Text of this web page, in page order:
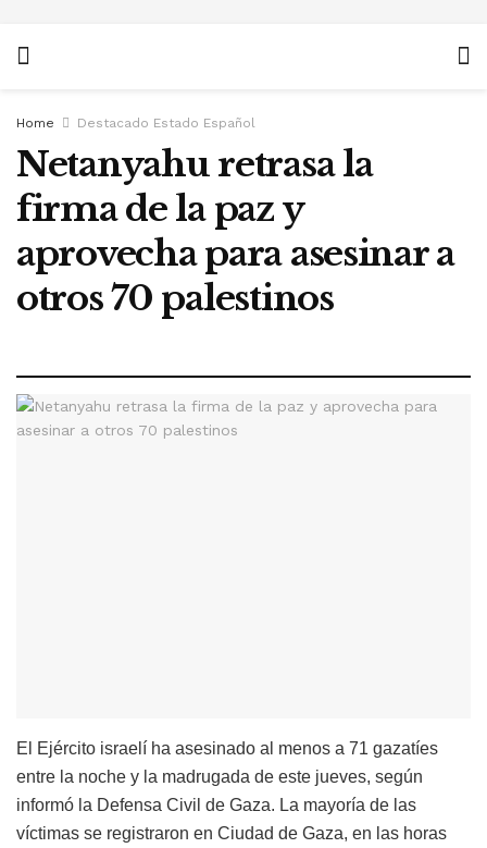
Home Destacado Estado Español
Netanyahu retrasa la
firma de la paz y
aprovecha para asesinar a
otros 70 palestinos
El Ejército israelí ha asesinado al menos a 71 gazatíes
entre la noche y la madrugada de este jueves, según
informó la Defensa Civil de Gaza. La mayoría de las
víctimas se registraron en Ciudad de Gaza, en las horas